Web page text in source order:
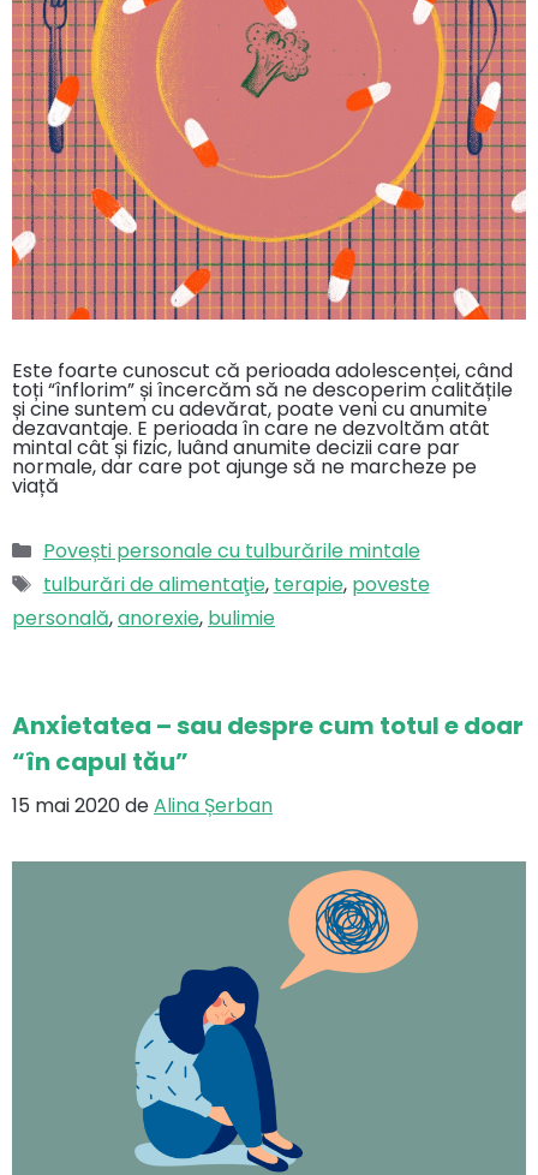
Este foarte cunoscut că perioada adolescenței, când
toți “înflorim” și încercăm să ne descoperim calitățile
și cine suntem cu adevărat, poate veni cu anumite
dezavantaje. E perioada în care ne dezvoltăm atât
mintal cât și fizic, luând anumite decizii care par
normale, dar care pot ajunge să ne marcheze pe
viață
Categorii
Povești personale cu tulburările mintale
Etichete
tulburări de alimentaţie, terapie, poveste
personală,anorexie, bulimie
Anxietatea – sau despre cum totul e doar
“în capul tău”
15 mai 2020deAlina Șerban